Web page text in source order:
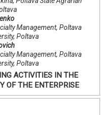
Management, Poltava
Poltava
Management, Poltava
Poltava
ACTIVITIES IN THE
OF THE ENTERPRISE